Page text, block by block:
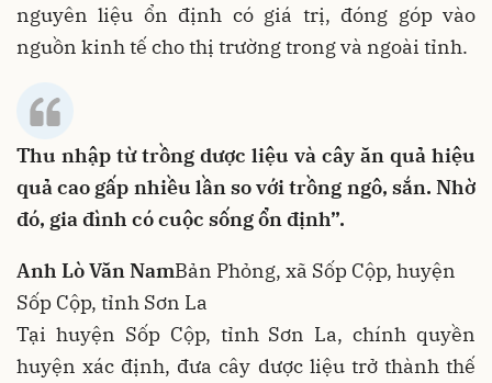
nguyên liệu ổn định có giá trị, đóng góp vào
nguồn kinh tế cho thị trường trong và ngoài tỉnh.
Thu nhập từ trồng dược liệu và cây ăn quả hiệu
quả cao gấp nhiều lần so với trồng ngô, sắn. Nhờ
đó, gia đình có cuộc sống ổn định”.
Anh Lò Văn NamBản Phỏng, xã Sốp Cộp, huyện
Sốp Cộp, tỉnh Sơn La
Tại huyện Sốp Cộp, tỉnh Sơn La, chính quyền
huyện xác định, đưa cây dược liệu trở thành thế